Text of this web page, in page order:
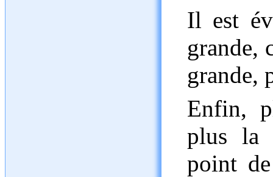
Il est
grande,
grande,
Enfin,
plus la
point